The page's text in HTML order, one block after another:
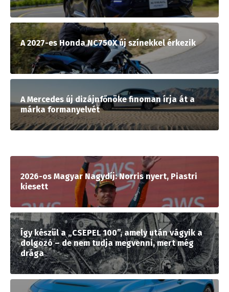
A 2027-es Honda NC750X új színekkel érkezik
A Mercedes új dizájnfőnöke finoman írja át a
márka formanyelvét
2026-os Magyar Nagydíj: Norris nyert, Piastri
kiesett
Így készül a „CSEPEL 100”, amely után vágyik a
dolgozó – de nem tudja megvenni, mert még
drága